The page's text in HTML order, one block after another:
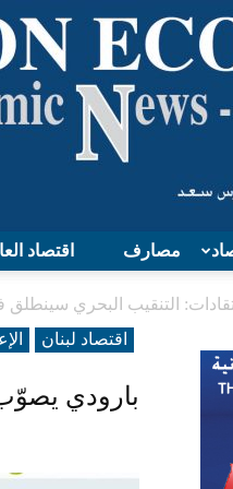
اقتصاد مصارف
التنقيب البحري
اقتصاد لبنان
بارودي